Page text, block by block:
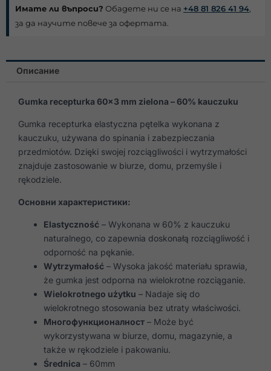
Имате ли въпроси? Обадете ни се на +48 81 826 41 94,
за да научите повече за офертата.
Описание
Gumka recepturka 60×3 mm zielona – 60% kauczuku
Gumka recepturka elastyczna pętelka wykonana z
kauczuku, używana do spinania i zabezpieczania
przedmiotów. Dzięki swojej rozciągliwości i wytrzymałości
znajduje zastosowanie w biurze, domu, przemyśle i
rękodziele.
Основни характеристики:
Elastyczność – Wykonana w 60% z kauczuku
naturalnego, co zapewnia doskonałą rozciągliwość i
odporność na pękanie.
Wytrzymałość – Wysoka jakość materiału sprawia,
że gumka jest odporna na wielokrotne rozciąganie.
Wielokrotnego użytku – Nadaje się do
wielokrotnego stosowania bez utraty właściwości.
Многофункционалност – Może być
wykorzystywana w biurze, domu, magazynie, a
także w rękodziele i pakowaniu.
Średnica – 60mm